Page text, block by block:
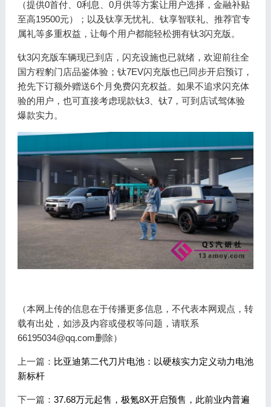
（提供0首付、0利息、0月供等方案让用户选择，金融补贴
至高19500元）；以及钛享无忧礼、钛享智联礼、推荐官专
属礼等多重权益，让每个用户都能轻松拥有钛3闪充版。
钛3闪充版车辆现已到店，闪充设施也已就绪，欢迎前往全
国方程豹门店品鉴体验；钛7EV闪充版也已同步开启预订，
抢先下订额外赠送6个月免费闪充权益。如果不追求闪充体
验的用户，也可直接考虑现款钛3、钛7，可到店试驾体验
爆款实力。
（本网上传的信息在于传播更多信息，不代表本网观点，转
载有出处，如涉及内容或侵权等问题，请联系
66195034@qq.com删除）
上一篇： 比亚迪第二代刀片电池：以硬核实力定义动力电池
新标杆
下一篇： 37.68万元起售，极氪8X开启预售，此前业内普遍